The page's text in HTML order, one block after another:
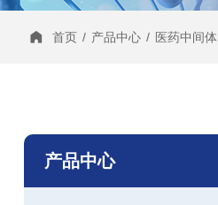
首页 / 产品中心 / 医药中间体
产品中心